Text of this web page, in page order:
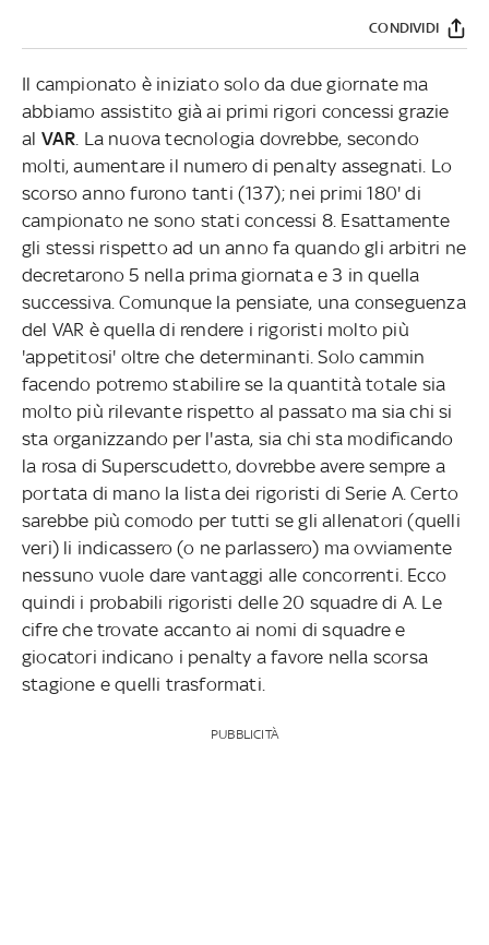
CONDIVIDI
Il campionato è iniziato solo da due giornate ma
abbiamo assistito già ai primi rigori concessi grazie
al VAR . La nuova tecnologia dovrebbe, secondo
molti, aumentare il numero di penalty assegnati. Lo
scorso anno furono tanti (137); nei primi 180' di
campionato ne sono stati concessi 8. Esattamente
gli stessi rispetto ad un anno fa quando gli arbitri ne
decretarono 5 nella prima giornata e 3 in quella
successiva. Comunque la pensiate, una conseguenza
del VAR è quella di rendere i rigoristi molto più
'appetitosi' oltre che determinanti. Solo cammin
facendo potremo stabilire se la quantità totale sia
molto più rilevante rispetto al passato ma sia chi si
sta organizzando per l'asta, sia chi sta modificando
la rosa di Superscudetto, dovrebbe avere sempre a
portata di mano la lista dei rigoristi di Serie A. Certo
sarebbe più comodo per tutti se gli allenatori (quelli
veri) li indicassero (o ne parlassero) ma ovviamente
nessuno vuole dare vantaggi alle concorrenti. Ecco
quindi i probabili rigoristi delle 20 squadre di A. Le
cifre che trovate accanto ai nomi di squadre e
giocatori indicano i penalty a favore nella scorsa
stagione e quelli trasformati.
PUBBLICITÀ